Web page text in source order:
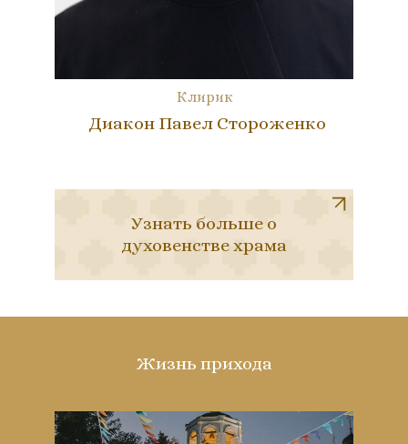
Клирик
Диакон Павел Стороженко
Узнать больше о
духовенстве храма
Жизнь прихода